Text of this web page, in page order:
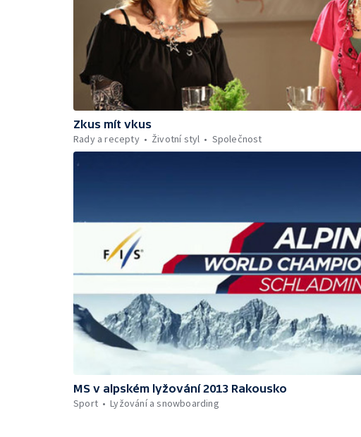
Zkus mít vkus
Rady a recepty
Životní styl Společnost
MS v alpském lyžování 2013 Rakousko
Sport
Lyžování a snowboarding